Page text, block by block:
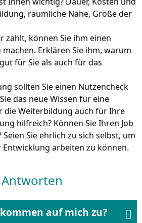
räumliche Nähe, Größe der
zahlt, können Sie ihm einen
Erklären Sie ihm, warum
für Sie als auch für das
sollten Sie einen Nutzencheck
das neue Wissen für eine
die Weiterbildung auch für Ihre
hilfreich? Können Sie Ihren Job
Sie ehrlich zu sich selbst, um
arbeiten zu können.
auf mich zu? 